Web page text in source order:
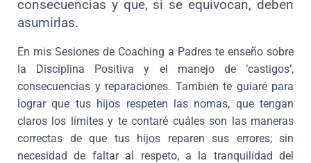
consecuencias y que, si se equivocan, deben
asumirlas.
En mis Sesiones de Coaching a Padres te enseño sobre
la Disciplina Positiva y el manejo de ‘castigos’,
consecuencias y reparaciones. También te guiaré para
lograr que tus hijos respeten las nomas, que tengan
claros los límites y te contaré cuáles son las maneras
correctas de que tus hijos reparen sus errores; sin
necesidad de faltar al respeto, a la tranquilidad del